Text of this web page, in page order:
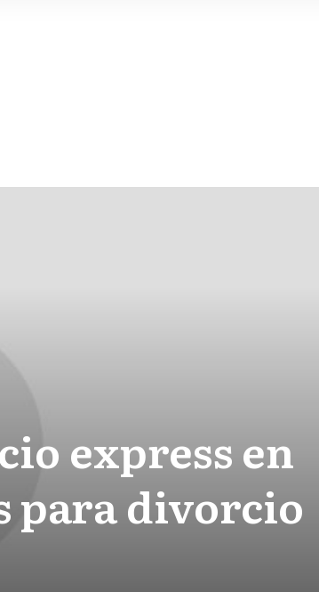
express en
para divorcio